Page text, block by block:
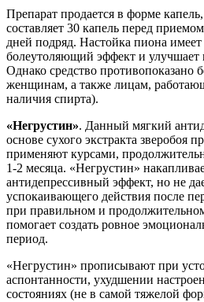
Препарат продается в форме
составляет 30 капель перед
дней подряд. Настойка пиона
болеутоляющий эффект и улучшает
Однако средство
женщинам, а также лицам,
наличия спирта).
«Негрустин». Данный мягкий
основе сухого экстракта зверобоя
применяют курсами,
1-2 месяца. «Негрустин»
антидепрессивный эффект, но не
успокаивающего действия после
при правильном и
помогает создать ровное
период.
«Негрустин» прописывают при
аспонтанности, ухудшении
состояниях (не в самой тяжелой